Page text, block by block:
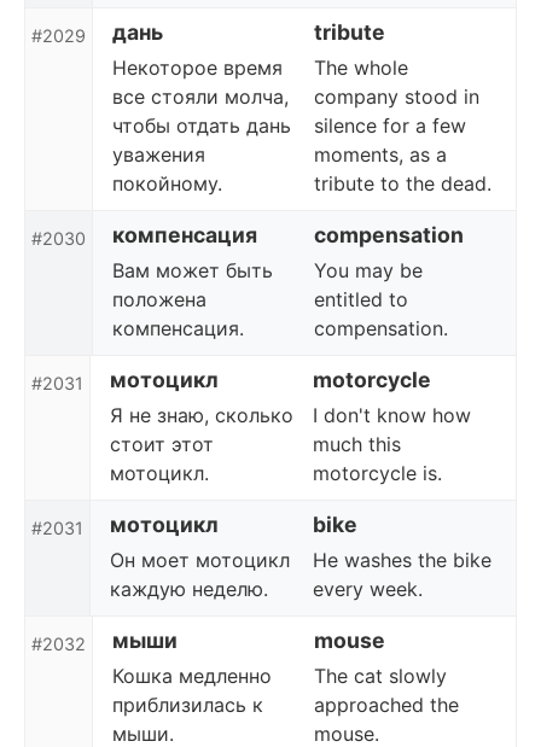
#2029 дань tribute
Некоторое время
все стояли молча,
чтобы отдать дань
уважения
покойному.
The whole
company stood in
silence for a few
moments, as a
tribute to the dead.
#2030 компенсация compensation
Вам может быть
положена
компенсация.
You may be
entitled to
compensation.
#2031 мотоцикл motorcycle
Я не знаю, сколько
стоит этот
мотоцикл.
I don't know how
much this
motorcycle is.
#2031 мотоцикл bike
Он моет мотоцикл
каждую неделю.
He washes the bike
every week.
#2032 мыши mouse
Кошка медленно
приблизилась к
мыши.
The cat slowly
approached the
mouse.